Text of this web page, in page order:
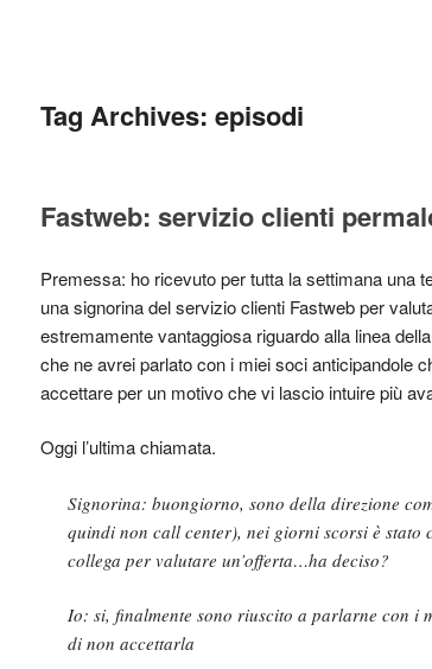
Tag Archives: episodi
Fastweb: servizio clienti
Premessa: ho ricevuto per tutta la settimana una
una signorina del servizio clienti Fastweb per
estremamente vantaggiosa riguardo alla linea
che ne avrei parlato con i miei soci anticipandole
accettare per un motivo che vi lascio intuire più
Oggi l’ultima chiamata.
Signorina: buongiorno, sono della direzione
quindi non call center), nei giorni scorsi è stato
collega per valutare un’offerta…ha deciso?
Io: si, finalmente sono riuscito a parlarne con i
di non accettarla